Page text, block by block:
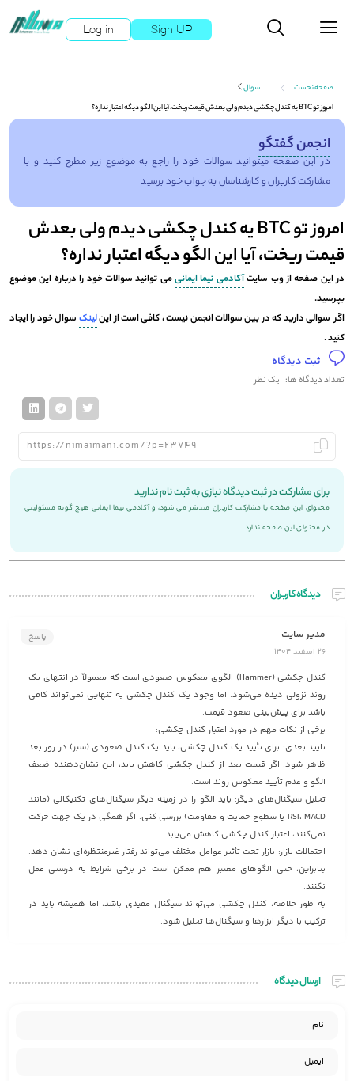
Log in Sign UP
صفحه نخست
سوال
امروز تو BTC یه کندل چکشی دیدم ولی بعدش قیمت ریخت، آیا این الگو دیگه اعتبار نداره؟
انجمن گفتگو
در این صفحه میتوانید سوالات خود را راجع به موضوع زیر مطرح کنید و با
مشارکت کاربران و کارشناسان به جواب خود برسید
امروز تو BTC یه کندل چکشی دیدم ولی بعدش
قیمت ریخت، آیا این الگو دیگه اعتبار نداره؟
در این صفحه از وب سایتآکادمی نیما ایمانیمی توانید سوالات خود را درباره این موضوع
بپرسید.
اگر سوالی دارید که در بین سوالات انجمن نیست ، کافی است از اینلینک سوال خود را ایجاد
کنید .
ثبت دیدگاه
تعداد دیدگاه ها: یک نظر
برای مشارکت در ثبت دیدگاه نیازی به ثبت نام ندارید
محتوای این صفحه با مشارکت کاربران منتشر می شود، و آکادمی نیما ایمانی هیچ گونه مسئولیتی
در محتوای این صفحه ندارد
دیدگاه کاربران
مدیر سایت
26 اسفند 1404
پاسخ
کندل چکشی (Hammer) الگوی معکوس صعودی است که معمولاً در انتهای یک
روند نزولی دیده می‌شود. اما وجود یک کندل چکشی به تنهایی نمی‌تواند کافی
باشد برای پیش‌بینی صعود قیمت.
برخی از نکات مهم در مورد اعتبار کندل چکشی:
تایید بعدی: برای تأیید یک کندل چکشی، باید یک کندل صعودی (سبز) در روز بعد
ظاهر شود. اگر قیمت بعد از کندل چکشی کاهش یابد، این نشان‌دهنده ضعف
الگو و عدم تأیید معکوس روند است.
تحلیل سیگنال‌های دیگر: باید الگو را در زمینه دیگر سیگنال‌های تکنیکالی (مانند
RSI، MACD یا سطوح حمایت و مقاومت) بررسی کنی. اگر همگی در یک جهت حرکت
نمی‌کنند، اعتبار کندل چکشی کاهش می‌یابد.
احتمالات بازار: بازار تحت تأثیر عوامل مختلف می‌تواند رفتار غیرمنتظره‌ای نشان دهد.
بنابراین، حتی الگوهای معتبر هم ممکن است در برخی شرایط به درستی عمل
نکنند.
به طور خلاصه، کندل چکشی می‌تواند سیگنال مفیدی باشد، اما همیشه باید در
ترکیب با دیگر ابزارها و سیگنال‌ها تحلیل شود.
ارسال دیدگاه